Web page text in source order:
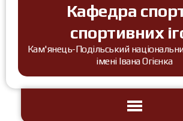
Кафедра
спортивних
Кам'янець-Подільський
імені Івана Огієнка